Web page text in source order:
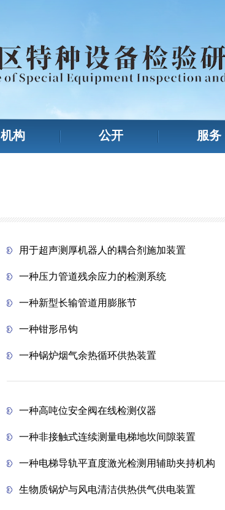
机构 公开 服务
用于超声测厚机器人的耦合剂施加装置
一种压力管道残余应力的检测系统
一种新型长输管道用膨胀节
一种钳形吊钩
一种锅炉烟气余热循环供热装置
一种高吨位安全阀在线检测仪器
一种非接触式连续测量电梯地坎间隙装置
一种电梯导轨平直度激光检测用辅助夹持机构
生物质锅炉与风电清洁供热供气供电装置